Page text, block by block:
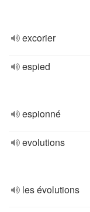
excorier
espied
espionné
evolutions
les évolutions